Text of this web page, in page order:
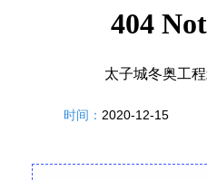
太子城冬奥工
时间： 2020-12-15